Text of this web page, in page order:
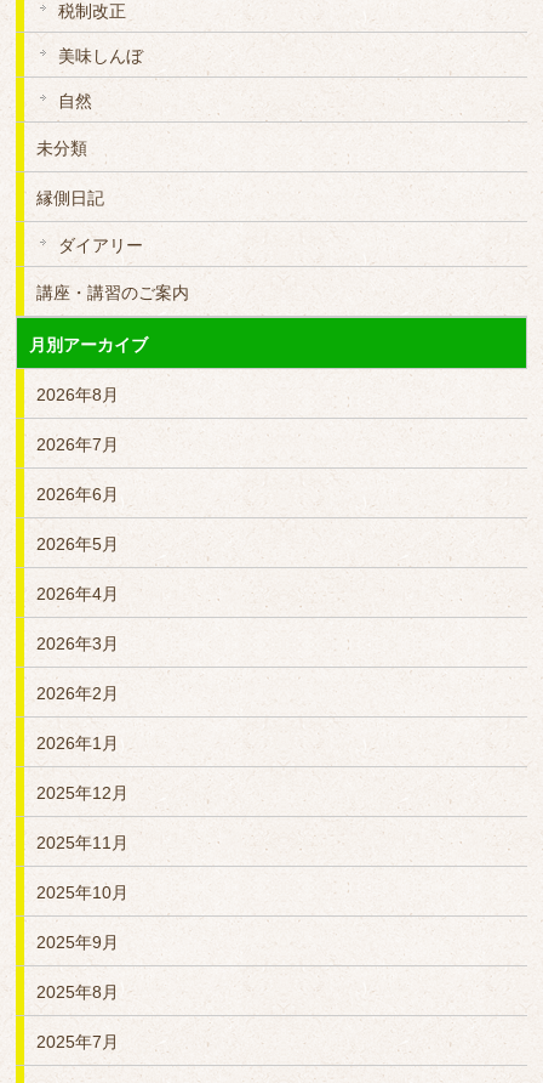
税制改正
美味しんぼ
自然
未分類
縁側日記
ダイアリー
講座・講習のご案内
月別アーカイブ
2026年8月
2026年7月
2026年6月
2026年5月
2026年4月
2026年3月
2026年2月
2026年1月
2025年12月
2025年11月
2025年10月
2025年9月
2025年8月
2025年7月